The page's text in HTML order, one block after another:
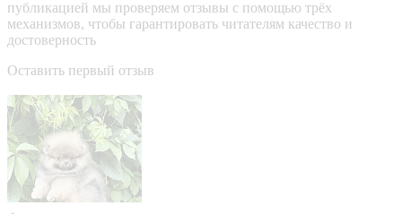
публикацией мы проверяем отзывы с помощью трёх
механизмов, чтобы гарантировать читателям качество и
достоверность
Оставить первый отзыв